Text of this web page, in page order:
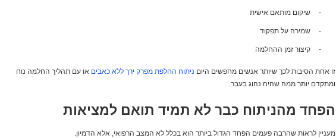
- שיקום מותאם אישית
- שמירה על תפקוד
- קיצור זמן ההחלמה
זו אחת הסיבות לכך שיותר אנשים מחפשים היום ניתוח החלפת מפרק ירך ללא כאבים או עם תהליך החלמה נוח
ומתקדם יותר ממה שהיה נהוג בעבר.
הפחד מהניתוח כבר לא תמיד תואם למציאות
מעניין לראות שהרבה פעמים הפחד הגדול ביותר הוא בכלל לא המצב הרפואי, אלא הדמיון.